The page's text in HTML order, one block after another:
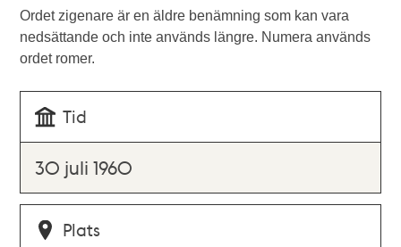
Ordet zigenare är en äldre benämning som kan vara
nedsättande och inte används längre. Numera används
ordet romer.
Tid
30 juli 1960
Plats